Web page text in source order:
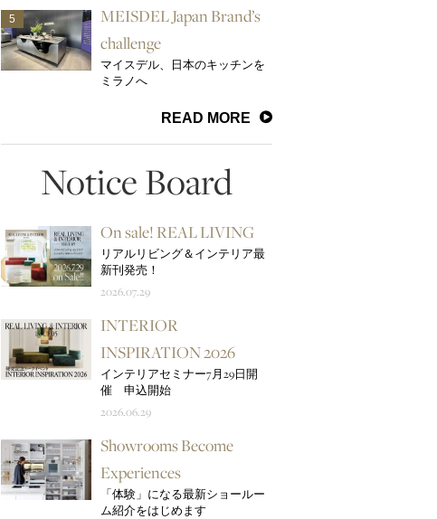
5
MEISDEL Japan Brand’s
challenge
マイスデル、日本のキッチンを
ミラノへ
READ MORE
Notice Board
On sale! REAL LIVING
リアルリビング＆インテリア最
新刊発売！
2026.07.29
INTERIOR
INSPIRATION 2026
インテリアセミナー7月29日開
催 申込開始
2026.06.29
Showrooms Become
Experiences
「体験」になる最新ショールー
ム紹介をはじめます